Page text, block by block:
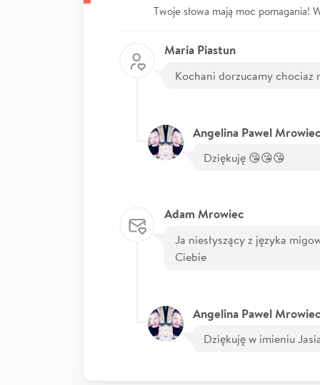
Twoje słowa mają moc pomagania!
Maria Piastun
Kochani dorzucamy
Angelina Pawel
Dziękuję 😘😘😘
Adam Mrowiec
Ja niesłyszący z języka
Ciebie
Angelina Pawel
Dziękuję w imieniu